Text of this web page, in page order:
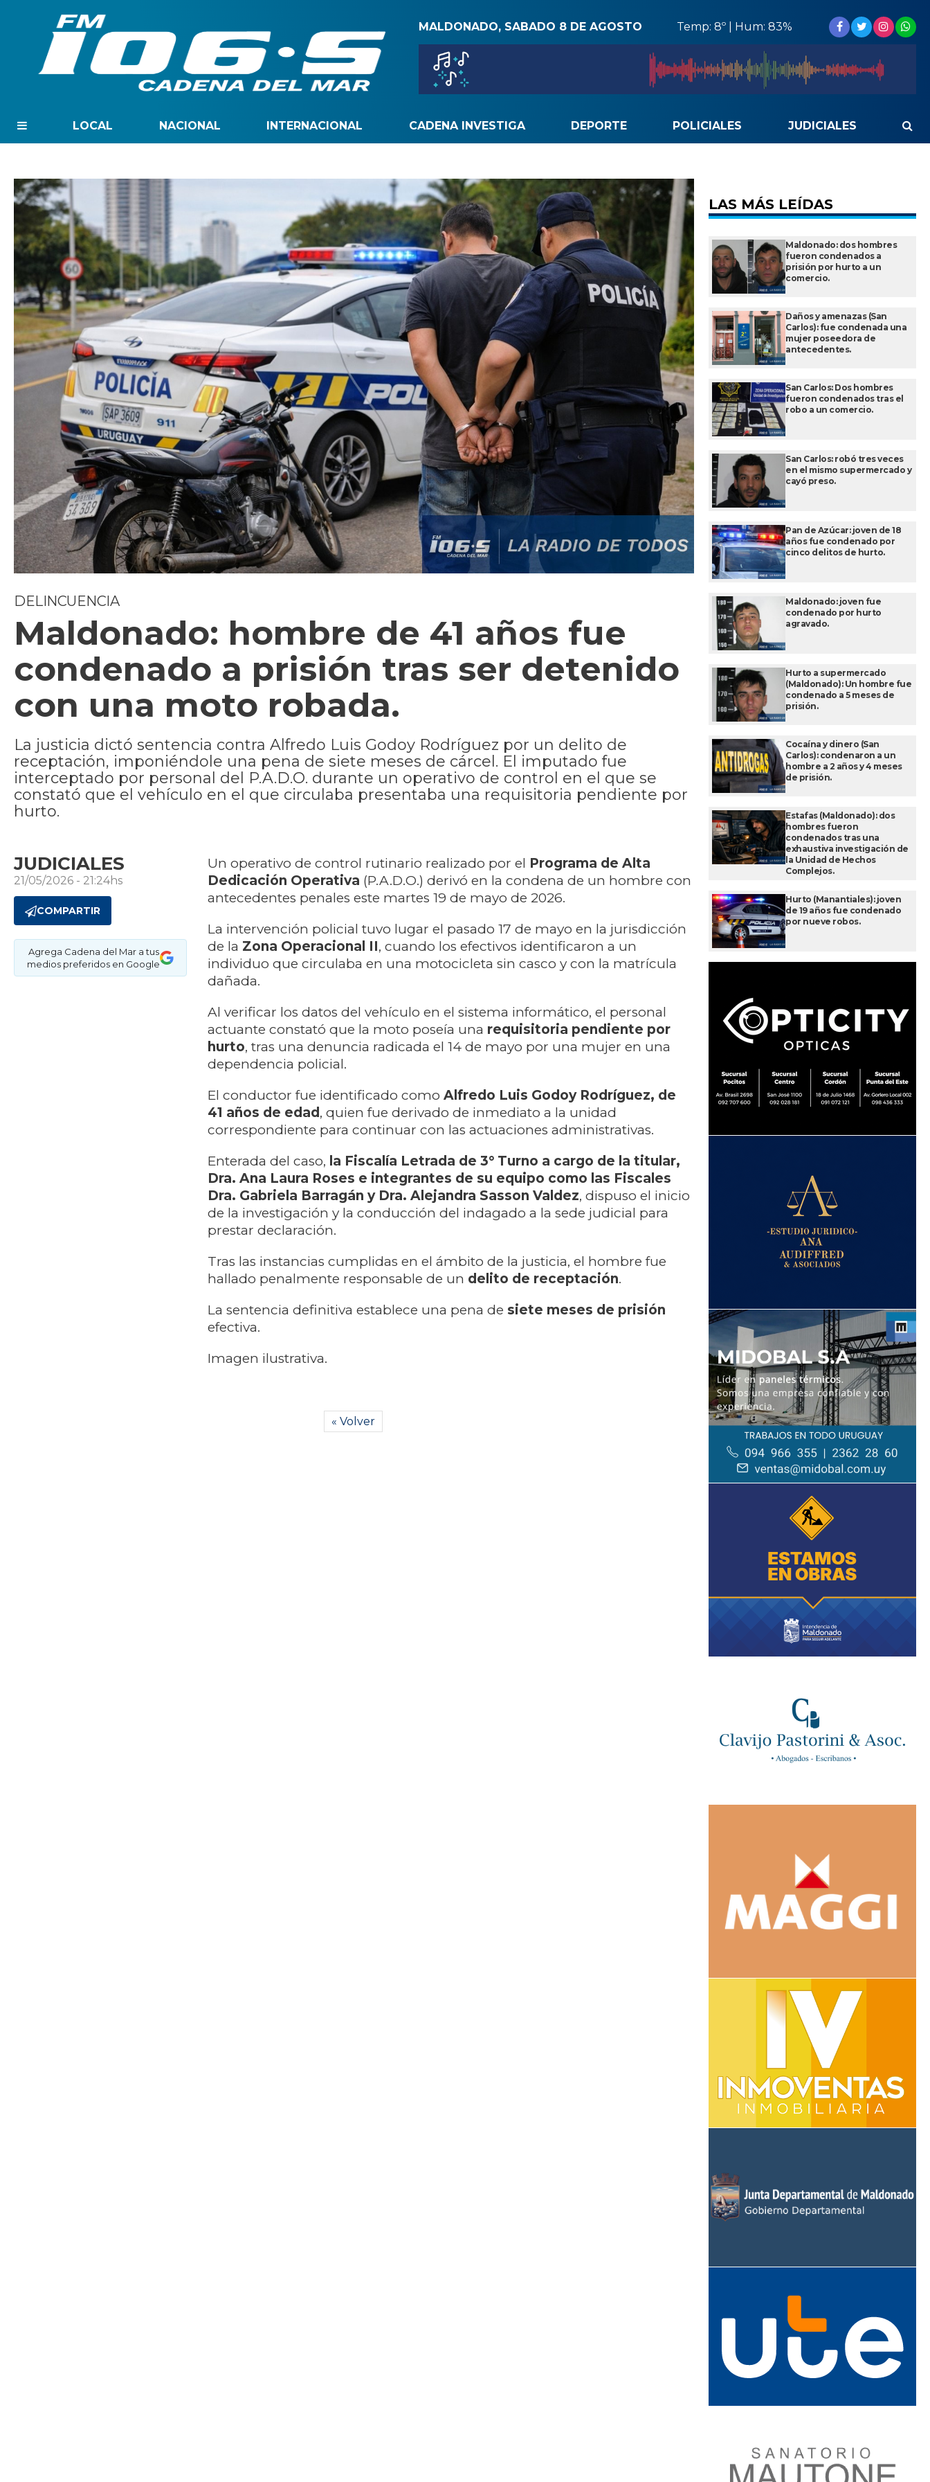
MALDONADO, SABADO 8 DE AGOSTO Temp: 8º | Hum: 83%
LOCAL NACIONAL INTERNACIONAL CADENA INVESTIGA DEPORTE POLICIALES JUDICIALES
DELINCUENCIA
Maldonado: hombre de 41 años fue
condenado a prisión tras ser detenido
con una moto robada.
La justicia dictó sentencia contra Alfredo Luis Godoy Rodríguez por un delito de
receptación, imponiéndole una pena de siete meses de cárcel. El imputado fue
interceptado por personal del P.A.D.O. durante un operativo de control en el que se
constató que el vehículo en el que circulaba presentaba una requisitoria pendiente por
hurto.
JUDICIALES
21/05/2026 - 21:24hs
COMPARTIR
Agrega Cadena del Mar a tus
medios preferidos en Google
Un operativo de control rutinario realizado por el Programa de Alta
Dedicación Operativa (P.A.D.O.) derivó en la condena de un hombre con
antecedentes penales este martes 19 de mayo de 2026.
La intervención policial tuvo lugar el pasado 17 de mayo en la jurisdicción
de la Zona Operacional II, cuando los efectivos identificaron a un
individuo que circulaba en una motocicleta sin casco y con la matrícula
dañada.
Al verificar los datos del vehículo en el sistema informático, el personal
actuante constató que la moto poseía una requisitoria pendiente por
hurto, tras una denuncia radicada el 14 de mayo por una mujer en una
dependencia policial.
El conductor fue identificado como Alfredo Luis Godoy Rodríguez, de
41 años de edad , quien fue derivado de inmediato a la unidad
correspondiente para continuar con las actuaciones administrativas.
Enterada del caso, la Fiscalía Letrada de 3° Turno a cargo de la titular,
Dra. Ana Laura Roses e integrantes de su equipo como las Fiscales
Dra. Gabriela Barragán y Dra. Alejandra Sasson Valdez, dispuso el inicio
de la investigación y la conducción del indagado a la sede judicial para
prestar declaración.
Tras las instancias cumplidas en el ámbito de la justicia, el hombre fue
hallado penalmente responsable de un delito de receptación.
La sentencia definitiva establece una pena de siete meses de prisión
efectiva.
Imagen ilustrativa.
« Volver
LAS MÁS LEÍDAS
Maldonado: dos hombres
fueron condenados a
prisión por hurto a un
comercio.
Daños y amenazas (San
Carlos): fue condenada una
mujer poseedora de
antecedentes.
San Carlos: Dos hombres
fueron condenados tras el
robo a un comercio.
San Carlos: robó tres veces
en el mismo supermercado y
cayó preso.
Pan de Azúcar: joven de 18
años fue condenado por
cinco delitos de hurto.
Maldonado: joven fue
condenado por hurto
agravado.
Hurto a supermercado
(Maldonado): Un hombre fue
condenado a 5 meses de
prisión.
Cocaína y dinero (San
Carlos): condenaron a un
hombre a 2 años y 4 meses
de prisión.
Estafas (Maldonado): dos
hombres fueron
condenados tras una
exhaustiva investigación de
la Unidad de Hechos
Complejos.
Hurto (Manantiales): joven
de 19 años fue condenado
por nueve robos.